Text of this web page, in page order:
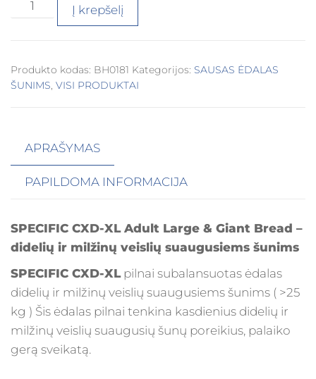
Į krepšelį
Produkto kodas: BH0181 Kategorijos: SAUSAS ĖDALAS
ŠUNIMS, VISI PRODUKTAI
APRAŠYMAS
PAPILDOMA INFORMACIJA
SPECIFIC CXD-XL Adult Large & Giant Bread –
didelių ir milžinų veislių suaugusiems šunims
SPECIFIC CXD-XLpilnai subalansuotas ėdalas
didelių ir milžinų veislių suaugusiems šunims ( >25
kg ) Šis ėdalas pilnai tenkina kasdienius didelių ir
milžinų veislių suaugusių šunų poreikius, palaiko
gerą sveikatą.